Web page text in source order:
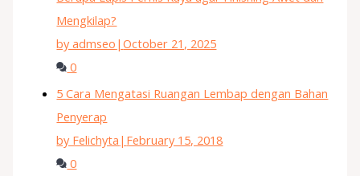
Mengkilap?
by admseo |October 21, 2025
0
5 Cara Mengatasi Ruangan Lembap dengan Bahan
Penyerap
by Felichyta | February 15, 2018
0